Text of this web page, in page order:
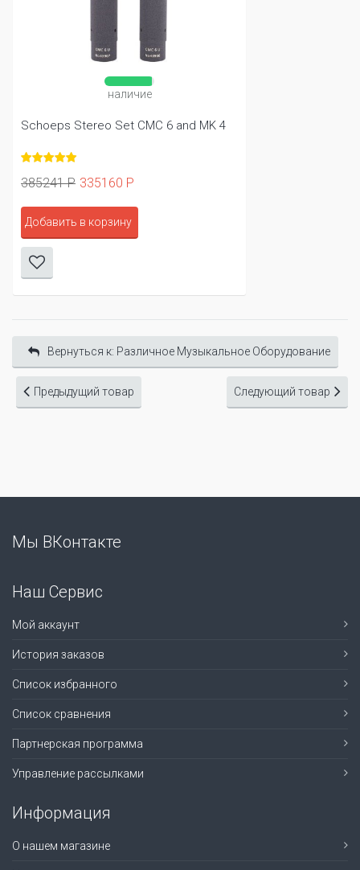
наличие
Schoeps Stereo Set CMC 6 and MK 4
385241 Р 335160 Р
Добавить в корзину
Вернуться к: Различное Музыкальное Оборудование
Предыдущий товар Следующий товар
Мы ВКонтакте
Наш Сервис
Мой аккаунт
История заказов
Список избранного
Список сравнения
Партнерская программа
Управление рассылками
Информация
О нашем магазине